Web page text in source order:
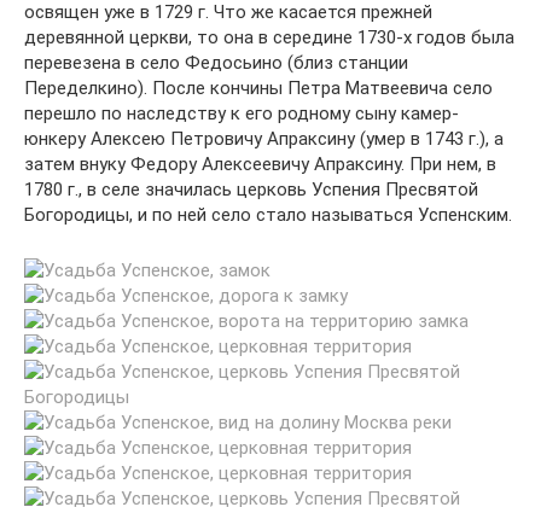
освящен уже в 1729 г. Что же касается прежней
деревянной церкви, то она в середине 1730-х годов была
перевезена в село Федосьино (близ станции
Переделкино). После кончины Петра Матвеевича село
перешло по наследству к его родному сыну камер-
юнкеру Алексею Петровичу Апраксину (умер в 1743 г.), а
затем внуку Федору Алексеевичу Апраксину. При нем, в
1780 г., в селе значилась церковь Успения Пресвятой
Богородицы, и по ней село стало называться Успенским.